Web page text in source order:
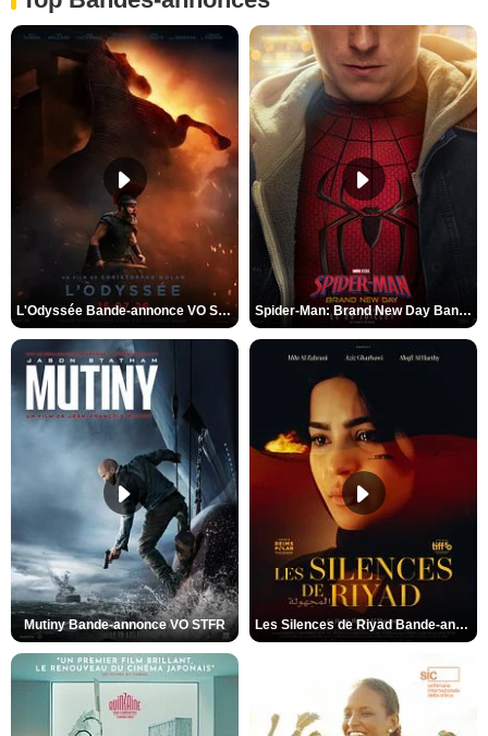
L'Odyssée Bande-annonce VO STFR Spider-Man: Brand New Day Bande-annonce VO STFR
Mutiny Bande-annonce VO STFR Les Silences de Riyad Bande-annonce VO STFR